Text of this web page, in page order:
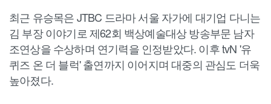
최근 유승목은 JTBC 드라마 서울 자가에 대기업 다니는
김 부장 이야기로 제62회 백상예술대상 방송부문 남자
조연상을 수상하며 연기력을 인정받았다. 이후 tvN '유
퀴즈 온 더 블럭' 출연까지 이어지며 대중의 관심도 더욱
높아졌다.